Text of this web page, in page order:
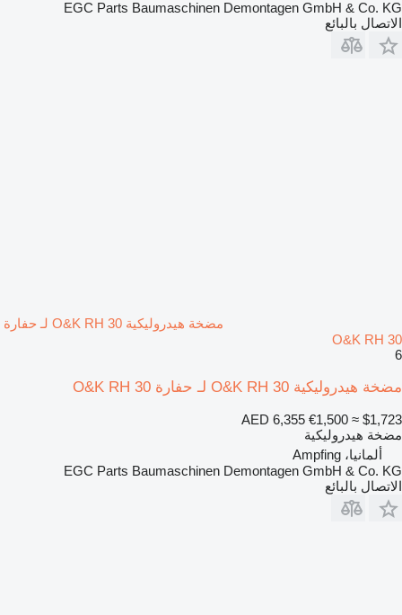
EGC Parts Baumaschinen Demontagen GmbH & Co. KG
الاتصال بالبائع
مضخة هيدروليكية O&K RH 30 لـ حفارة
O&K RH 30
6
مضخة هيدروليكية O&K RH 30 لـ حفارة O&K RH 30
AED 6,355 €1,500 ≈ $1,723
مضخة هيدروليكية
ألمانيا، Ampfing
EGC Parts Baumaschinen Demontagen GmbH & Co. KG
الاتصال بالبائع